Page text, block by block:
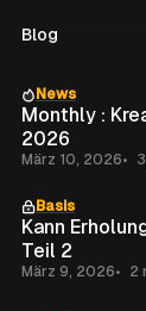
Blog
News
Monthly : Kreativpause ab März
2026
März 10, 2026
Basis
Kann
Teil 2
März 9, 2026 2